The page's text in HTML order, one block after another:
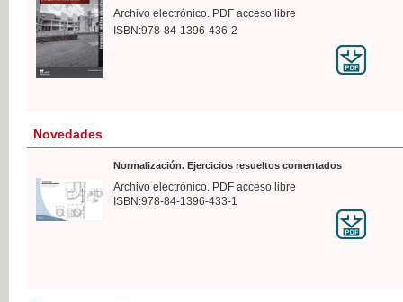
Archivo electrónico. PDF acceso libre
ISBN:978-84-1396-436-2
Novedades
Normalización. Ejercicios resueltos comentados
Archivo electrónico. PDF acceso libre
ISBN:978-84-1396-433-1